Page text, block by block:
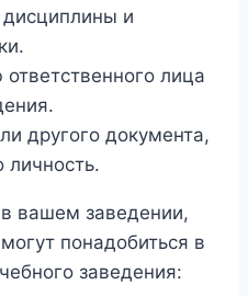
и
лица
другого документа,
вашем заведении,
понадобиться в
заведения: